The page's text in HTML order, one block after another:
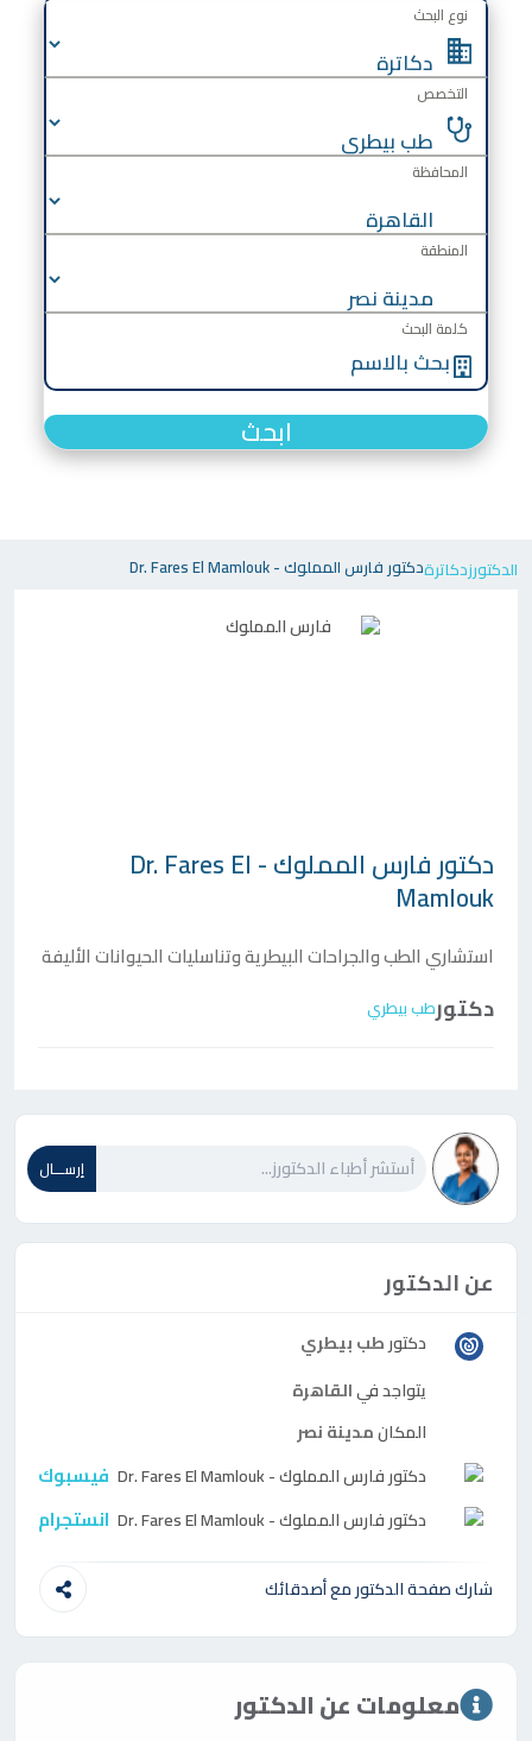
نوع البحث
التخصص
المحافظة
المنطقة
كلمة البحث
ابحث
الدكتورزدكاترةدكتور فارس المملوك - Dr. Fares El Mamlouk
دكتور فارس المملوك - Dr. Fares El
Mamlouk
استشاري الطب والجراحات البيطرية وتناسليات الحيوانات الأليفة
دكتورطب بيطري
إرســـال
عن الدكتور
دكتورطب بيطري
يتواجد فيالقاهرة
المكانمدينة نصر
دكتورفارس المملوك - Dr. Fares El Mamlouk فيسبوك
دكتورفارس المملوك - Dr. Fares El Mamlouk انستجرام
شارك صفحة الدكتور مع أصدقائك
معلومات عن الدكتور